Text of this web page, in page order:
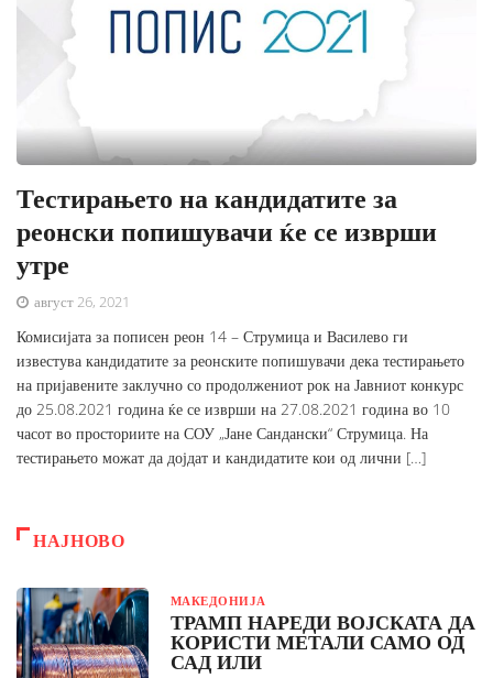
Тестирањето на кандидатите за
реонски попишувачи ќе се изврши
утре
август 26, 2021
Комисијата за пописен реон 14 – Струмица и Василево ги
известува кандидатите за реонските попишувачи дека тестирањето
на пријавените заклучно со продолжениот рок на Јавниот конкурс
до 25.08.2021 година ќе се изврши на 27.08.2021 година во 10
часот во просториите на СОУ „Јане Сандански“ Струмица. На
тестирањето можат да дојдат и кандидатите кои од лични […]
НАЈНОВО
МАКЕДОНИЈА
ТРАМП НАРЕДИ ВОЈСКАТА ДА
КОРИСТИ МЕТАЛИ САМО ОД
САД ИЛИ